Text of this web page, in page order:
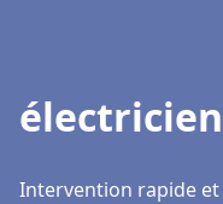
Intervention rapide